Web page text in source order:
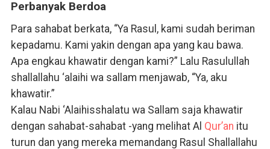
Perbanyak Berdoa
Para sahabat berkata, “Ya Rasul, kami sudah beriman
kepadamu. Kami yakin dengan apa yang kau bawa.
Apa engkau khawatir dengan kami?” Lalu Rasulullah
shallallahu ‘alaihi wa sallam menjawab, “Ya, aku
khawatir.”
Kalau Nabi ‘Alaihisshalatu wa Sallam saja khawatir
dengan sahabat-sahabat -yang melihat Al Qur’an itu
turun dan yang mereka memandang Rasul Shallallahu